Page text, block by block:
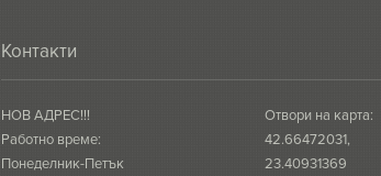
Контакти
НОВ АДРЕС!!!
Работно време:
Понеделник-Петък
Отвори на карта:
42.66472031,
23.40931369